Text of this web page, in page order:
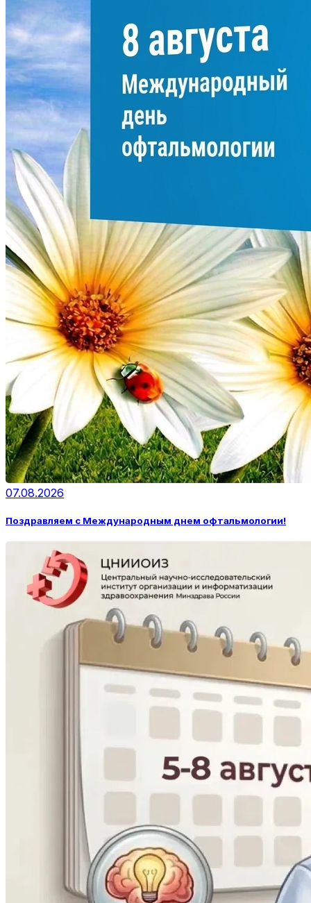
07.08.2026
Поздравляем с Международным днем офтальмологии!